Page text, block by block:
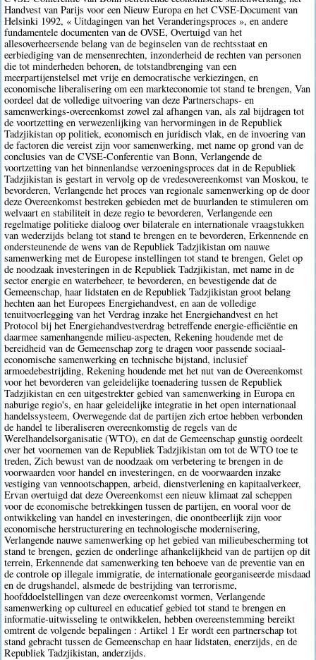
Handvest van Parijs voor een Nieuw Europa en het CVSE-Document van
Helsinki 1992, « Uitdagingen van het Veranderingsproces », en andere
fundamentele documenten van de OVSE, Overtuigd van het
allesoverheersende belang van de beginselen van de rechtsstaat en
eerbiediging van de mensenrechten, inzonderheid de rechten van personen
die tot minderheden behoren, de totstandbrenging van een
meerpartijenstelsel met vrije en democratische verkiezingen, en
economische liberalisering om een markteconomie tot stand te brengen, Van
oordeel dat de volledige uitvoering van deze Partnerschaps- en
samenwerkings-overeenkomst zowel zal afhangen van, als zal bijdragen tot
de voortzetting en verwezenlijking van hervormingen in de Republiek
Tadzjikistan op politiek, economisch en juridisch vlak, en de invoering van
de factoren die vereist zijn voor samenwerking, met name op grond van de
conclusies van de CVSE-Conferentie van Bonn, Verlangende de
voortzetting van het binnenlandse verzoeningsproces dat in de Republiek
Tadzjikistan is gestart in vervolg op de vredesovereenkomst van Moskou, te
bevorderen, Verlangende het proces van regionale samenwerking op de door
deze Overeenkomst bestreken gebieden met de buurlanden te stimuleren om
welvaart en stabiliteit in deze regio te bevorderen, Verlangende een
regelmatige politieke dialoog over bilaterale en internationale vraagstukken
van wederzijds belang tot stand te brengen en te bevorderen, Erkennende en
ondersteunende de wens van de Republiek Tadzjikistan om nauwe
samenwerking met de Europese instellingen tot stand te brengen, Gelet op
de noodzaak investeringen in de Republiek Tadzjikistan, met name in de
sector energie en waterbeheer, te bevorderen, en bevestigende dat de
Gemeenschap, haar lidstaten en de Republiek Tadzjikistan groot belang
hechten aan het Europees Energiehandvest, en aan de volledige
tenuitvoerlegging van het Verdrag inzake het Energiehandvest en het
Protocol bij het Energiehandvestverdrag betreffende energie-efficiëntie en
daarmee samenhangende milieu-aspecten, Rekening houdende met de
bereidheid van de Gemeenschap zorg te dragen voor passende sociaal-
economische samenwerking en technische bijstand, inclusief
armoedebestrijding, Rekening houdende met het nut van de Overeenkomst
voor het bevorderen van geleidelijke toenadering tussen de Republiek
Tadzjikistan en een uitgestrekter gebied van samenwerking in Europa en
naburige regio's, en haar geleidelijke integratie in het open internationaal
handelssysteem, Overwegende dat de partijen zich ertoe hebben verbonden
de handel te liberaliseren overeenkomstig de regels van de
Werelhandelsorganisatie (WTO), en dat de Gemeenschap gunstig oordeelt
over het voornemen van de Republiek Tadzjikistan om tot de WTO toe te
treden, Zich bewust van de noodzaak om verbetering te brengen in de
voorwaarden voor handel en investeringen, en de voorwaarden inzake
vestiging van vennootschappen, arbeid, dienstverlening en kapitaalverkeer,
Ervan overtuigd dat deze Overeenkomst een nieuw klimaat zal scheppen
voor de economische betrekkingen tussen de partijen, en vooral voor de
ontwikkeling van handel en investeringen, die onontbeerlijk zijn voor
economische herstructurering en technologische modernisering,
Verlangende nauwe samenwerking op het gebied van milieubescherming tot
stand te brengen, gezien de onderlinge afhankelijkheid van de partijen op dit
terrein, Erkennende dat samenwerking ten behoeve van de preventie van en
de controle op illegale immigratie, de internationale georganiseerde misdaad
en de drugshandel, alsmede de bestrijding van terrorisme,
hoofddoelstellingen van deze overeenkomst vormen, Verlangende
samenwerking op cultureel en educatief gebied tot stand te brengen en
informatie-uitwisseling te ontwikkelen, hebben overeenstemming bereikt
omtrent de volgende bepalingen : Artikel 1 Er wordt een partnerschap tot
stand gebracht tussen de Gemeenschap en haar lidstaten, enerzijds, en de
Republiek Tadzjikistan, anderzijds.